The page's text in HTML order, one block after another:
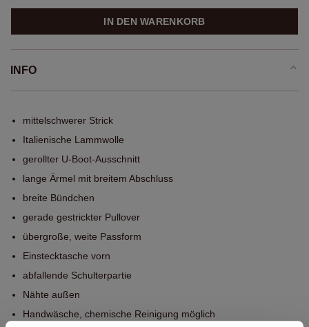
IN DEN WARENKORB
INFO
mittelschwerer Strick
Italienische Lammwolle
gerollter U-Boot-Ausschnitt
lange Ärmel mit breitem Abschluss
breite Bündchen
gerade gestrickter Pullover
übergroße, weite Passform
Einstecktasche vorn
abfallende Schulterpartie
Nähte außen
Handwäsche, chemische Reinigung möglich